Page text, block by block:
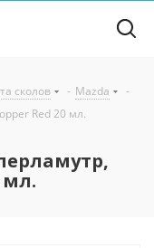
сколов - Mazda
-
Red 20 мл.
мл.